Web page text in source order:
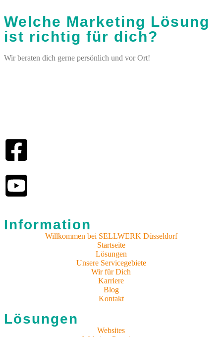
Welche Marketing Lösung
ist richtig für dich?
Wir beraten dich gerne persönlich und vor Ort!
Information
Willkommen bei SELLWERK Düsseldorf
Startseite
Lösungen
Unsere Servicegebiete
Wir für Dich
Karriere
Blog
Kontakt
Lösungen
Websites